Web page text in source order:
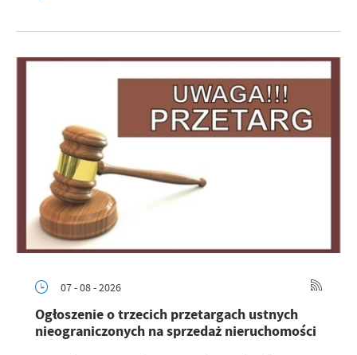
07 - 08 - 2026
Ogłoszenie o trzecich przetargach ustnych
nieograniczonych na sprzedaż nieruchomości